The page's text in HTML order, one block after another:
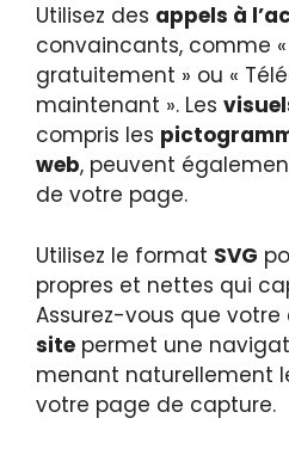
Utilisez des appels à
convaincants, comme «
gratuitement » ou «
maintenant ». Les
compris les
web, peuvent
de votre page.
Utilisez le format SVG
propres et nettes qui
Assurez-vous que votre
site permet une
menant naturellement
votre page de capture.